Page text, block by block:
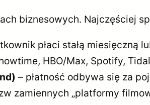
biznesowych. Najczęściej
płaci stałą miesięczną
HBO/Max, Spotify,
– płatność odbywa się za
„platformy